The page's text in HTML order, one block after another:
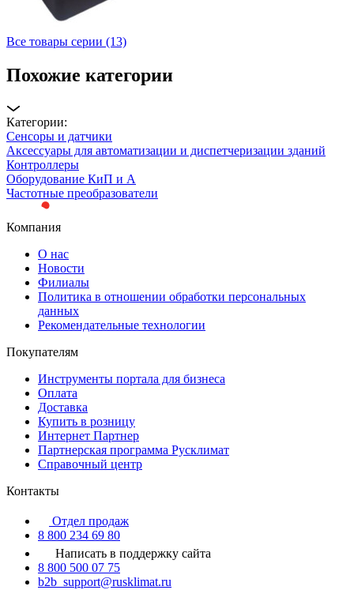
Все товары серии (13)
Похожие категории
Категории:
Сенсоры и датчики
Аксессуары для автоматизации и диспетчеризации зданий
Контроллеры
Оборудование КиП и А
Частотные преобразователи
Компания
О нас
Новости
Филиалы
Политика в отношении обработки персональных
данных
Рекомендательные технологии
Покупателям
Инструменты портала для бизнеса
Оплата
Доставка
Купить в розницу
Интернет Партнер
Партнерская программа Русклимат
Справочный центр
Контакты
Отдел продаж
8 800 234 69 80
Написать в поддержку сайта
8 800 500 07 75
b2b_support@rusklimat.ru